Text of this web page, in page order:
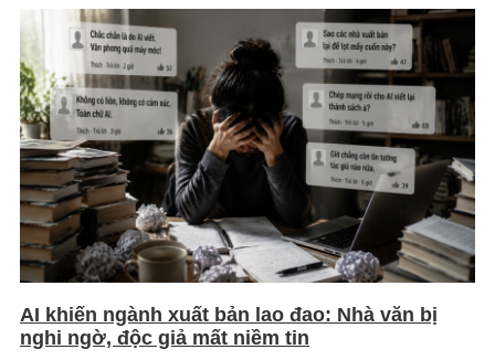
AI khiến ngành xuất bản lao đao: Nhà văn bị
nghi ngờ, độc giả mất niềm tin